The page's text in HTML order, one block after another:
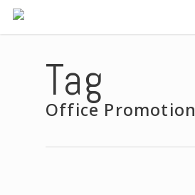
Skip
to
Tag
Office Promotion